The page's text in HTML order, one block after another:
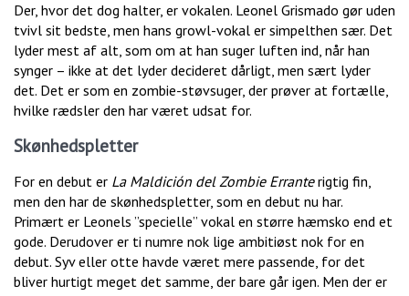
Der, hvor det dog halter, er vokalen. Leonel Grismado gør uden
tvivl sit bedste, men hans growl-vokal er simpelthen sær. Det
lyder mest af alt, som om at han suger luften ind, når han
synger – ikke at det lyder decideret dårligt, men sært lyder
det. Det er som en zombie-støvsuger, der prøver at fortælle,
hvilke rædsler den har været udsat for.
Skønhedspletter
For en debut er La Maldición del Zombie Erranterigtig fin,
men den har de skønhedspletter, som en debut nu har.
Primært er Leonels ”specielle” vokal en større hæmsko end et
gode. Derudover er ti numre nok lige ambitiøst nok for en
debut. Syv eller otte havde været mere passende, for det
bliver hurtigt meget det samme, der bare går igen. Men der er